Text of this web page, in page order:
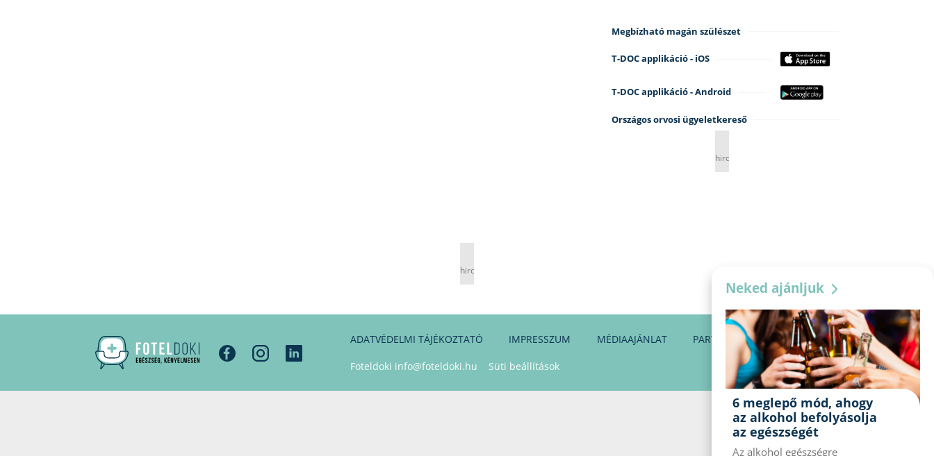
Megbízható magán szülészet
T-DOC applikáció - iOS
T-DOC applikáció - Android
Országos orvosi ügyeletkereső
hirdetés
hirdetés
ADATVÉDELMI TÁJÉKOZTATÓ IMPRESSZUM MÉDIAAJÁNLAT PARTNEREINK KAPCSOLAT
Foteldoki info@foteldoki.hu Süti beállítások
Neked ajánljuk
6 meglepő mód, ahogy
az alkohol befolyásolja
az egészségét
Az alkohol egészségre